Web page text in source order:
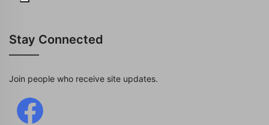
Stay Connected
Join people who receive site updates.